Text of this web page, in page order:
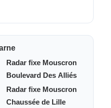
Radar fixe Mouscron
Boulevard Des Alliés
Radar fixe Mouscron
Chaussée de Lille